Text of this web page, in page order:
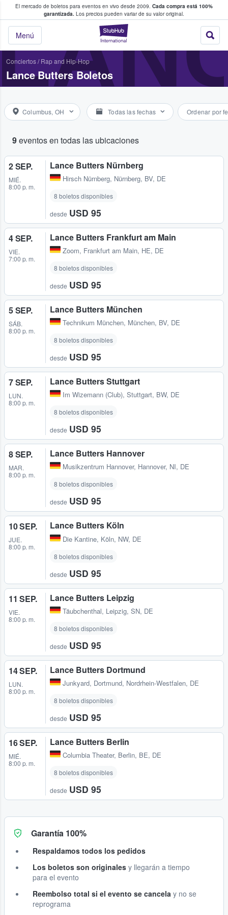
El mercado de boletos para eventos en vivo desde 2009. Cada compra está 100%
garantizada. Los precios pueden variar de su valor original.
StubHub: donde
Menú
fans compran y venden boletos
Conciertos/ Rap and Hip-Hop
Lance Butters Boletos
Columbus, OH Todas las fechas Ordenar por
9eventos en todas las ubicaciones
2 SEP.
MIÉ.
8:00 p. m.
Lance Butters Nürnberg
Hirsch Nürnberg, Nürnberg, BV, DE
8 boletos disponibles
desde USD 95
4 SEP.
VIE.
7:00 p. m.
Lance Butters Frankfurt am Main
Zoom, Frankfurt am Main, HE, DE
8 boletos disponibles
desde USD 95
5 SEP.
SÁB.
8:00 p. m.
Lance Butters München
Technikum München, München, BV, DE
8 boletos disponibles
desde USD 95
7 SEP.
LUN.
8:00 p. m.
Lance Butters Stuttgart
Im Wizemann (Club), Stuttgart, BW, DE
8 boletos disponibles
desde USD 95
8 SEP.
MAR.
8:00 p. m.
Lance Butters Hannover
Musikzentrum Hannover, Hannover, NI, DE
8 boletos disponibles
desde USD 95
10 SEP.
JUE.
8:00 p. m.
Lance Butters Köln
Die Kantine, Köln, NW, DE
8 boletos disponibles
desde USD 95
11 SEP.
VIE.
8:00 p. m.
Lance Butters Leipzig
Täubchenthal, Leipzig, SN, DE
8 boletos disponibles
desde USD 95
14 SEP.
LUN.
8:00 p. m.
Lance Butters Dortmund
Junkyard, Dortmund, Nordrhein-Westfalen, DE
8 boletos disponibles
desde USD 95
16 SEP.
MIÉ.
8:00 p. m.
Lance Butters Berlin
Columbia Theater, Berlin, BE, DE
8 boletos disponibles
desde USD 95
Garantía 100%
Respaldamos todos los pedidos
Los boletos son originales y llegarán a tiempo
para el evento
Reembolso total si el evento se cancela y no se
reprograma